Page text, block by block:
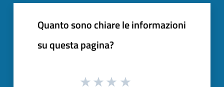
Quanto sono chiare le informazioni
su questa pagina?